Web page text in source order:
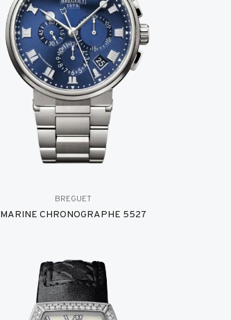
BREGUET
MARINE CHRONOGRAPHE 5527